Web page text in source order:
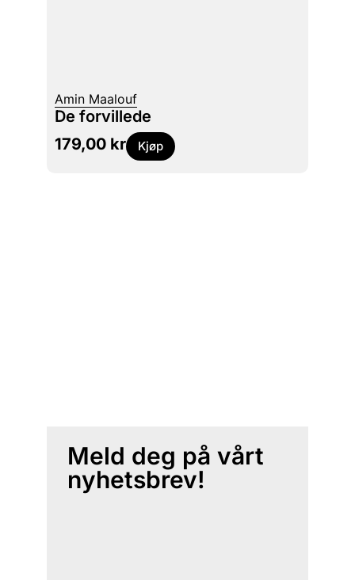
Amin Maalouf
De forvillede
179,00 kr Kjøp
Meld deg på vårt
nyhetsbrev!